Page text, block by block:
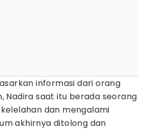
informasi dari orang
Nadira saat itu berada seorang
dan mengalami
akhirnya ditolong dan